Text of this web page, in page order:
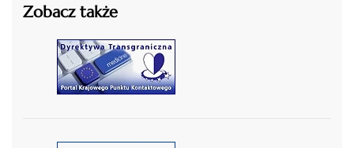
Zobacz także
czytaj więcej